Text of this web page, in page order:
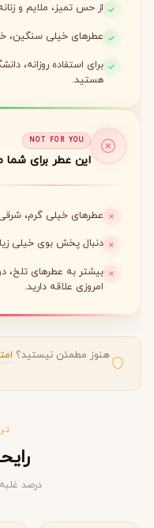
از حس تمیز، ملایم و
عطرهای خیلی سنگین،
برای استفاده روزانه،
هستید.
NOT FOR YOU
این عطر برای
عطرهای خیلی گرم،
دنبال پخش بوی خیلی
بیشتر به عطرهای تلخ،
امروزی علاقه دارید.
هنوز مطمئن نیستید؟
درصد